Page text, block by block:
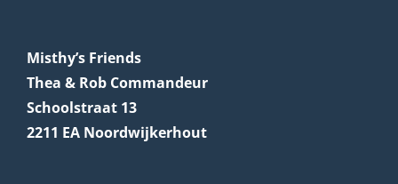
Misthy’s Friends
Thea & Rob Commandeur
Schoolstraat 13
2211 EA Noordwijkerhout